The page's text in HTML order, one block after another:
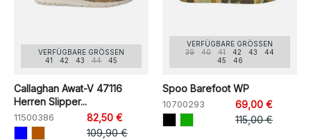
VERFÜGBARE GRÖSSEN
41
42 43 44 45
Callaghan Awat-V 47116
Herren Slipper...
11500386
82,50 €
109,90 €
VERFÜGBARE GRÖSSEN
39
40 41 42 43
44
45
46
Spoo Barefoot WP
10700293
69,00 €
115,00 €